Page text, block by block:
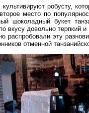
культивируют робусту,
место по
шоколадный букет
вкусу довольно терпкий
распробовали эту
отменной